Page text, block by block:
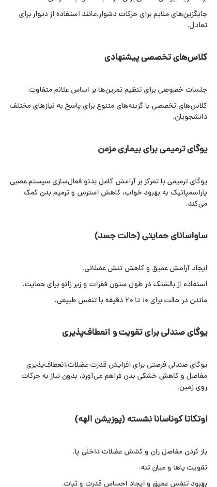
جایگزین‌های ملایم برای حرکات دشوار،مانند استفاده از دیوار برای
تعادل.
کلاس‌های تخصصی پیشنهادی
جلسات خصوصی برای تنظیم تمرین‌ها بر اساس علائم متفاوت.
کلاس‌های تخصصی با گزینه‌های متنوع برای پاسخ به نیازهای مختلف
دانشجویان.
یوگای ترمیمی برای بیماری مزمن
یوگای ترمیمی با تمرکز بر آرامش کامل بدنو فعال‌سازی سیستم عصبی
پاراسمپاتیک به بهبود خواب، کاهش استرس و ترمیم بدن کمک
می‌کند.
ساواسانای حمایتی (حالت جسد)
ایجاد آرامش عمیق و کاهش تنش عضلانی.
استفاده از بالشتک در طول ستون فقرات و زیر زانو برای حمایت.
ماندن در حالت برای ۱۰ تا ۲۰ دقیقه با تنفس طبیعی.
یوگای صندلی برای تقویت و انعطاف‌پذیری
یوگای صندلی فرصتی برای افزایش قدرت عضلات،انعطاف‌پذیری
مفاصل و کاهش خشکی بدن فراهم می‌آورد، بدون نیاز به حرکات
روی زمین.
اوتکاتا کوناسانا نشسته (پوزیشن الهه)
باز کردن مفاصل ران و کشش عضلات داخلی پا.
تقویت پاها و میان‌ تنه.
بهبود تنفس عمیق و ایجاد احساس قدرت و ثبات.